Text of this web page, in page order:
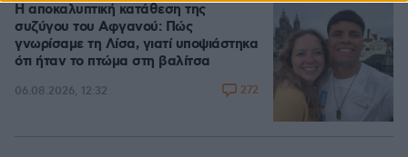
Η αποκαλυπτική κατάθεση της
συζύγου του Αφγανού: Πώς
γνωρίσαμε τη Λίσα, γιατί υποψιάστηκα
ότι ήταν το πτώμα στη βαλίτσα
06.08.2026, 12:32 272